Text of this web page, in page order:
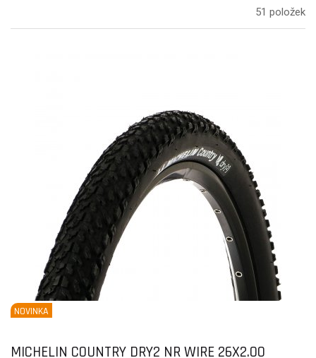
51 položek
NOVINKA
MICHELIN COUNTRY DRY2 NR WIRE 26X2.00